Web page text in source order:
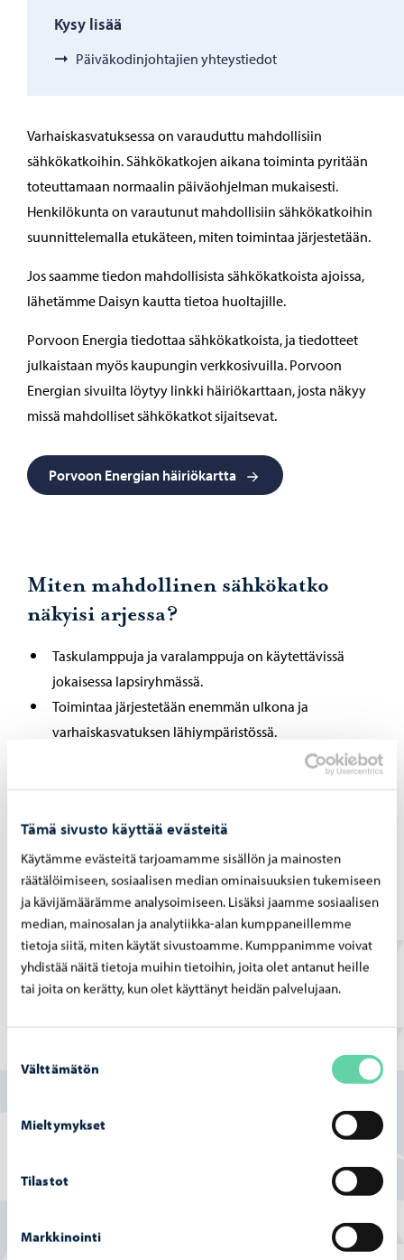
Tämä sivusto käyttää evästeitä
Käytämme evästeitä tarjoamamme sisällön ja mainosten
räätälöimiseen, sosiaalisen median ominaisuuksien tukemiseen
ja kävijämäärämme analysoimiseen. Lisäksi jaamme sosiaalisen
median, mainosalan ja analytiikka-alan kumppaneillemme
tietoja siitä, miten käytät sivustoamme. Kumppanimme voivat
yhdistää näitä tietoja muihin tietoihin, joita olet antanut heille
tai joita on kerätty, kun olet käyttänyt heidän palvelujaan.
valinta
Välttämätön
Mieltymykset
Tilastot
Markkinointi
Kysy lisää
Päiväkodinjohtajien yhteystiedot
Varhaiskasvatuksessa on varauduttu mahdollisiin
sähkökatkoihin. Sähkökatkojen aikana toiminta pyritään
toteuttamaan normaalin päiväohjelman mukaisesti.
Henkilökunta on varautunut mahdollisiin sähkökatkoihin
suunnittelemalla etukäteen, miten toimintaa järjestetään.
Jos saamme tiedon mahdollisista sähkökatkoista ajoissa,
lähetämme Daisyn kautta tietoa huoltajille.
Porvoon Energia tiedottaa sähkökatkoista, ja tiedotteet
julkaistaan myös kaupungin verkkosivuilla. Porvoon
Energian sivuilta löytyy linkki häiriökarttaan, josta näkyy
missä mahdolliset sähkökatkot sijaitsevat.
Porvoon Energian häiriökartta
Miten mahdollinen sähkökatko
näkyisi arjessa?
Taskulamppuja ja varalamppuja on käytettävissä
jokaisessa lapsiryhmässä.
Toimintaa järjestetään enemmän ulkona ja
varhaiskasvatuksen lähiympäristössä.
Päivän ruoka voi olla muuta kuin ruokalistan
Ruokaillaan mahdollisesti kertakäyttöastioista.
Vettä on käytettävissä rajoitetusti.
Lapsen mahdollinen poissaolo varhaiskasvatuksesta
ennakoidun sähkökatkon takia ei oikeuta
maksuhyvitykseen.